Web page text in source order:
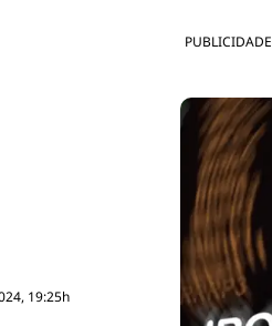
PUBLICIDADE
19:25h